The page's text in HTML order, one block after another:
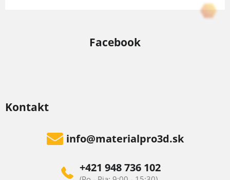
Kontakt
info@materialpro3d.sk
+421 948 736 102
Facebook